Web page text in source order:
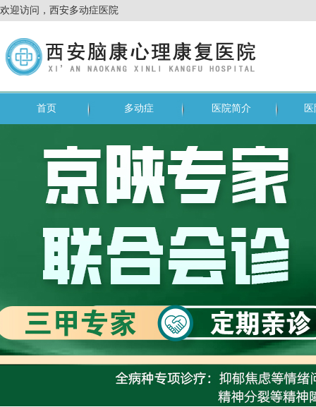
欢迎访问，西安多动症医院
首页 多动症 医院简介